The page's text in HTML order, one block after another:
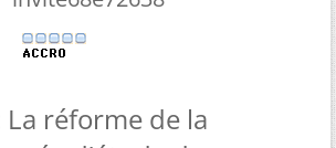
La réforme de la